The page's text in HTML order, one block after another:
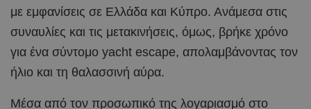
με εμφανίσεις σε Ελλάδα και Κύπρο. Ανάμεσα στις
συναυλίες και τις μετακινήσεις, όμως, βρήκε χρόνο
για ένα σύντομο yacht escape, απολαμβάνοντας τον
ήλιο και τη θαλασσινή αύρα.
Μέσα από τον προσωπικό της λογαριασμό στο